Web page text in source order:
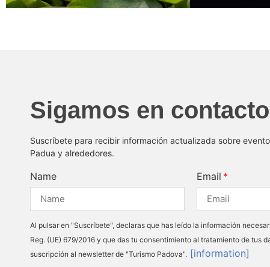
Sigamos en contacto
Suscríbete para recibir información actualizada sobre
Padua y alrededores.
Name Email
Al pulsar en "Suscríbete", declaras que has leído la información
Reg. (UE) 679/2016 y que das tu consentimiento al tratamiento de tus
suscripción al newsletter de "Turismo Padova". [information]